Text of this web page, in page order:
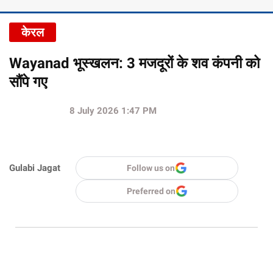
केरल
Wayanad भूस्खलन: 3 मजदूरों के शव कंपनी को
सौंपे गए
Gulabi Jagat
8 July 2026 1:47 PM
Follow us on
Preferred on